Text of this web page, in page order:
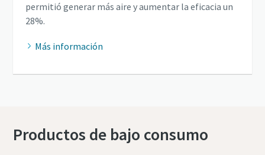
permitió generar más aire y aumentar la eficacia un
28%.
Más información
Productos de bajo consumo